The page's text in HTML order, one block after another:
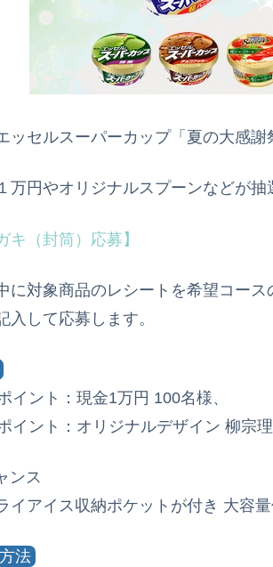
ッセルスーパーカップ「夏の大感
万円やオリジナルスプーンなどが
キ（封筒）応募】
に対象商品のレシートを希望コー
入して応募します。
イント：現金1万円 100名様、
イント：オリジナルデザイン 柳宗
ンス
イアイス収納ポケットが付き 大容
法